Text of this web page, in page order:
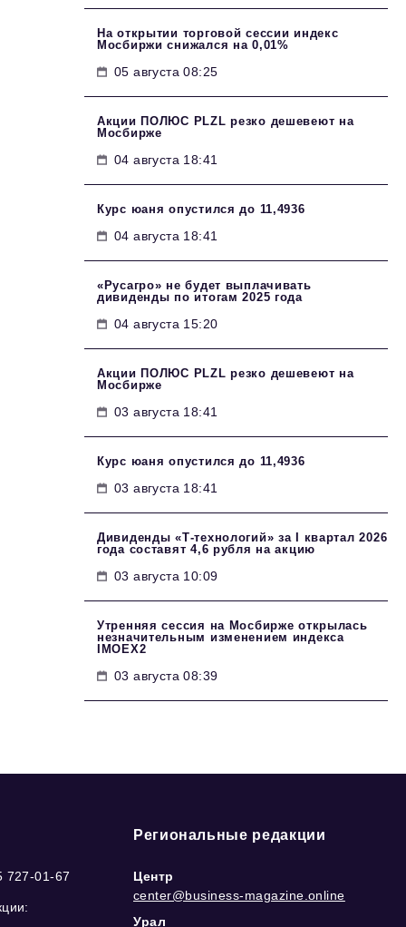
На открытии торговой сессии индекс
Мосбиржи снижался на 0,01%
05 августа 08:25
Акции ПОЛЮС PLZL резко дешевеют на
Мосбирже
04 августа 18:41
Курс юаня опустился до 11,4936
04 августа 18:41
«Русагро» не будет выплачивать
дивиденды по итогам 2025 года
04 августа 15:20
Акции ПОЛЮС PLZL резко дешевеют на
Мосбирже
03 августа 18:41
Курс юаня опустился до 11,4936
03 августа 18:41
Дивиденды «Т-технологий» за I квартал 2026
года составят 4,6 рубля на акцию
03 августа 10:09
Утренняя сессия на Мосбирже открылась
незначительным изменением индекса
IMOEX2
03 августа 08:39
727-01-67
Региональные редакции
Центр
center@business-magazine.online
Урал